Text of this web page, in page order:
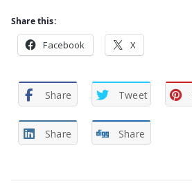
Share this:
Facebook X
Share Tweet
Share Share